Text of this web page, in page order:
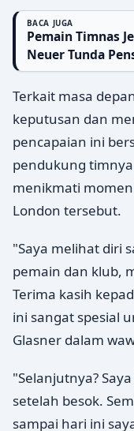
BACA JUGA
Pemain Timnas
Neuer Tunda
Terkait masa
keputusan dan
pencapaian ini
pendukung
menikmati
London tersebut.
"Saya melihat diri
pemain dan klub,
Terima kasih
ini sangat spesial
Glasner dalam
"Selanjutnya?
setelah besok.
sampai hari ini